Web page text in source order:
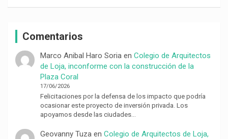
Comentarios
Marco Anibal Haro Soriaen Colegio de Arquitectos
de Loja, inconforme con la construcción de la
Plaza Coral
17/06/2026
Felicitaciones por la defensa de los impacto que podría
ocasionar este proyecto de inversión privada. Los
apoyamos desde las ciudades…
Geovanny Tuzaen Colegio de Arquitectos de Loja,